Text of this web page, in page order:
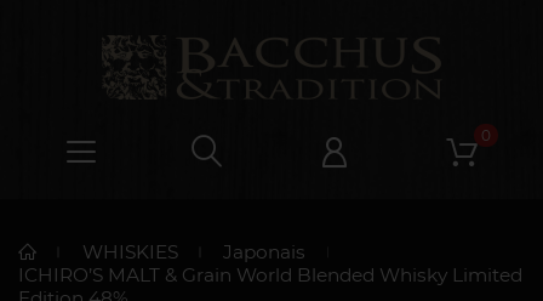
0
WHISKIES
Japonais
ICHIRO’S MALT & Grain World Blended Whisky Limited